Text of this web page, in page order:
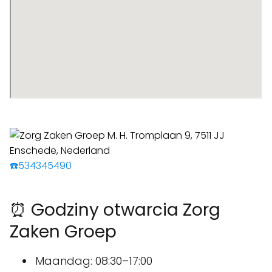
☎️534345490
⏰ Godziny otwarcia Zorg
Zaken Groep
Maandag: 08:30–17:00